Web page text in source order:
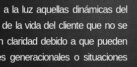
a la luz aquellas dinámicas del
la vida del cliente que no se
claridad debido a que pueden
generacionales o situaciones